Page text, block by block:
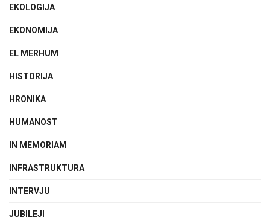
EKOLOGIJA
EKONOMIJA
EL MERHUM
HISTORIJA
HRONIKA
HUMANOST
IN MEMORIAM
INFRASTRUKTURA
INTERVJU
JUBILEJI